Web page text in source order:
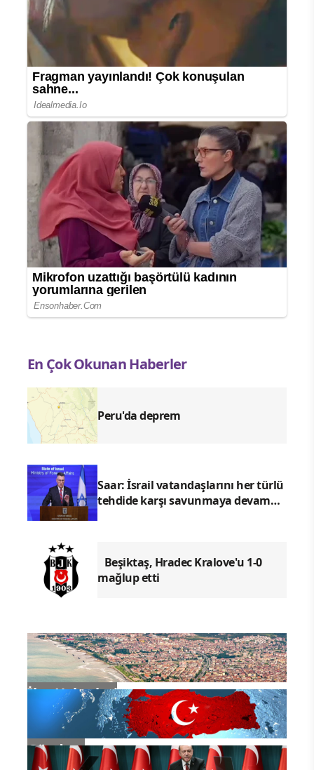
En Çok Okunan Haberler
Peru'da deprem
Saar: İsrail vatandaşlarını her türlü
tehdide karşı savunmaya devam
Beşiktaş, Hradec Kralove'u 1-0
mağlup etti
İlçe Haberleri
Gündem